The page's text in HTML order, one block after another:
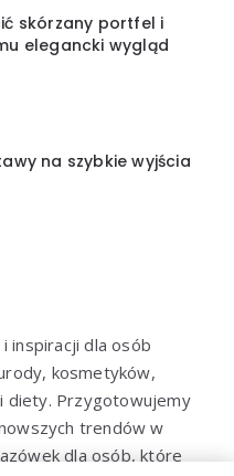
skórzany portfel i
elegancki wygląd
na szybkie wyjścia
inspiracji dla osób
kosmetyków,
diety. Przygotowujemy
trendów w
dla osób, które